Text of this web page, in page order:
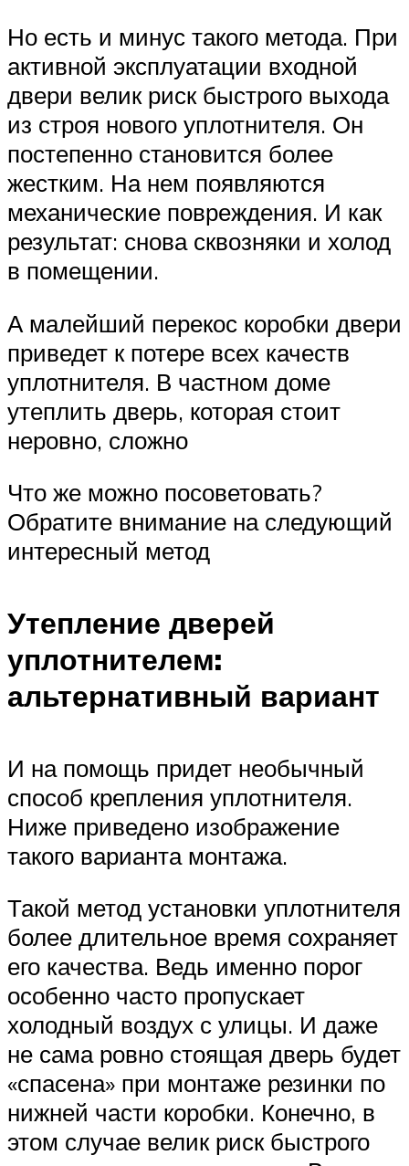
Но есть и минус такого метода. При
активной эксплуатации входной
двери велик риск быстрого выхода
из строя нового уплотнителя. Он
постепенно становится более
жестким. На нем появляются
механические повреждения. И как
результат: снова сквозняки и холод
в помещении.
А малейший перекос коробки двери
приведет к потере всех качеств
уплотнителя. В частном доме
утеплить дверь, которая стоит
неровно, сложно
Что же можно посоветовать?
Обратите внимание на следующий
интересный метод
Утепление дверей
уплотнителем:
альтернативный вариант
И на помощь придет необычный
способ крепления уплотнителя.
Ниже приведено изображение
такого варианта монтажа.
Такой метод установки уплотнителя
более длительное время сохраняет
его качества. Ведь именно порог
особенно часто пропускает
холодный воздух с улицы. И даже
не сама ровно стоящая дверь будет
«спасена» при монтаже резинки по
нижней части коробки. Конечно, в
этом случае велик риск быстрого